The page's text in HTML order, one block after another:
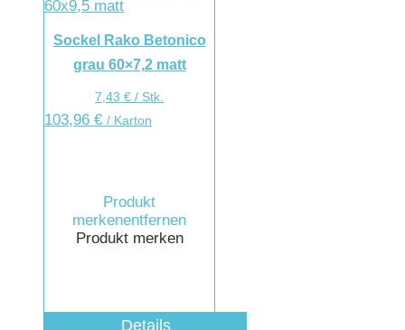
Sockel Rako Betonico
grau 60×7,2 matt
7,43€ / Stk.
103,96 € / Karton
Produkt
merkenentfernen
Produkt merken
Details